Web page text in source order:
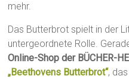
mehr.
Das Butterbrot spielt in der
untergeordnete Rolle.
Online-Shop der BÜCHER-
„Beethovens Butterbrot“, das